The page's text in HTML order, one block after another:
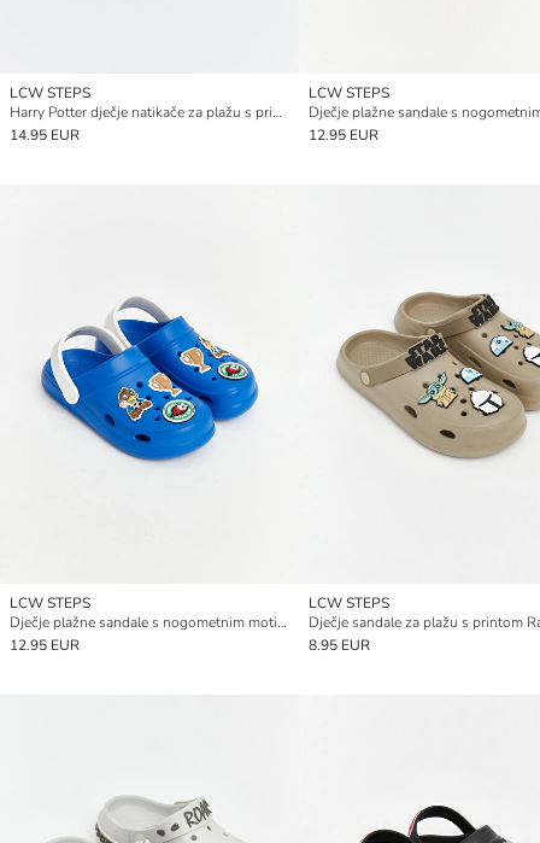
LCW STEPS
Harry Potter dječje natikače za plažu s printom
14.95 EUR
LCW STEPS
12.95 EUR
LCW STEPS
Dječje plažne sandale s nogometnim motivom
12.95 EUR
LCW STEPS
8.95 EUR